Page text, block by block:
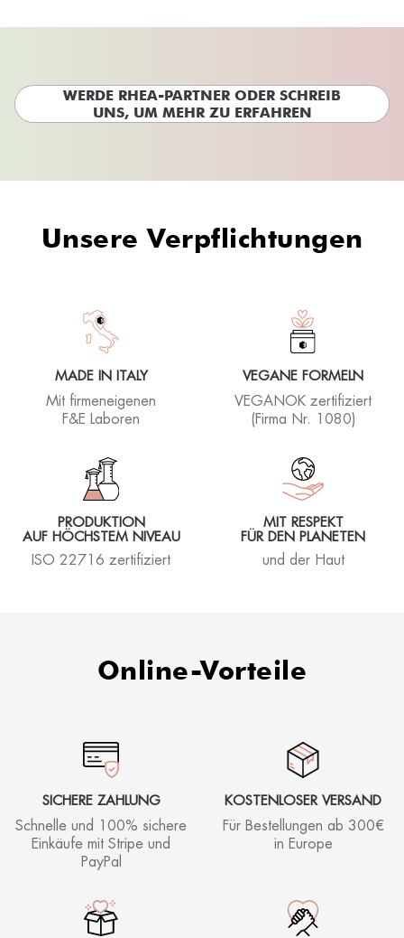
WERDE RHEA-PARTNER ODER SCHREIB
UNS, UM MEHR ZU ERFAHREN
Unsere Verpflichtungen
MADE IN ITALY
Mit firmeneigenen
F&E Laboren
VEGANE FORMELN
VEGANOK zertifiziert
(Firma Nr. 1080)
PRODUKTION
AUF HÖCHSTEM NIVEAU
ISO 22716 zertifiziert
MIT RESPEKT
FÜR DEN PLANETEN
und der Haut
Online-Vorteile
SICHERE ZAHLUNG
Schnelle und 100% sichere
Einkäufe mit Stripe und
PayPal
KOSTENLOSER VERSAND
Für Bestellungen ab 300€
in Europe